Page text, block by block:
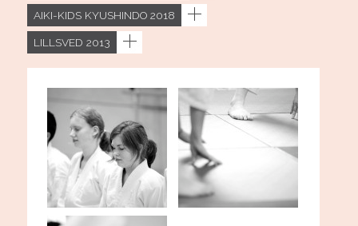
AIKI-KIDS KYUSHINDO 2018
LILLSVED 2013